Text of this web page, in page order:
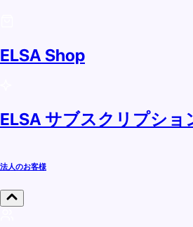
ELSA Shop
ELSA サブスクリプショ
法人のお客様